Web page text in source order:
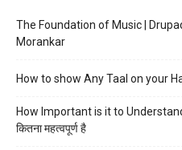
The Foundation of Music |
Morankar
How to show Any Taal on your
How Important is it to
कितना महत्वपूर्ण है